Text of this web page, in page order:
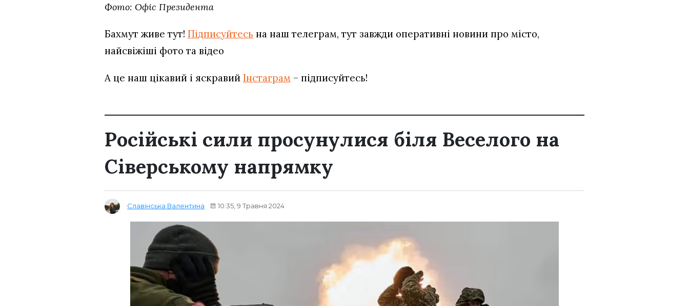
Фото: Офіс Президента
Бахмут живе тут! Підписуйтесь на наш телеграм, тут завжди оперативні новини про місто,
найсвіжіші фото та відео
А це наш цікавий і яскравий Інстаграм – підписуйтесь!
Російські сили просунулися біля Веселого на
Сіверському напрямку
Славінська Валентина 10:35, 9 Травня 2024